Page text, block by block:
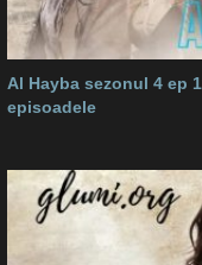
Al Hayba sezonul 4 ep
episoadele